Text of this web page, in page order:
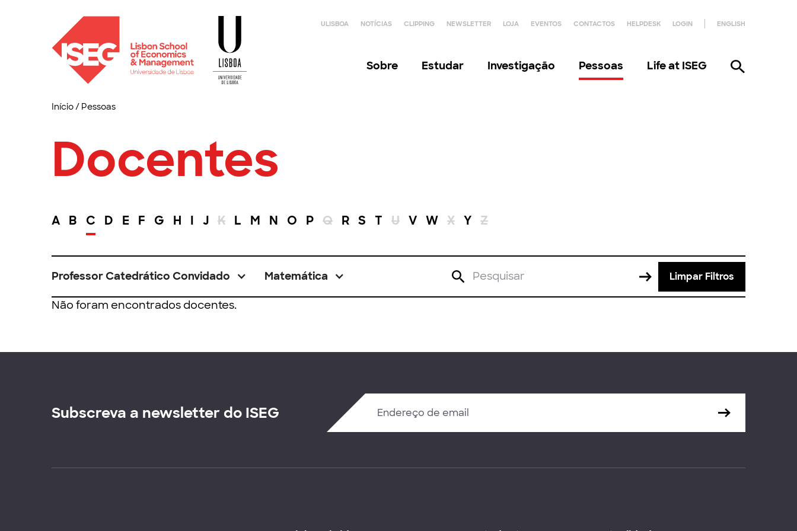
ULISBOA NOTÍCIAS CLIPPING NEWSLETTER LOJA EVENTOS CONTACTOS HELPDESK LOGIN ENGLISH
Sobre Estudar Investigação Pessoas Life at ISEG
Início/ Pessoas
Docentes
A B C D E F G H I J K L M N O P Q R S T U V W X Y Z
Professor Catedrático Convidado Matemática Limpar Filtros
Não foram encontrados docentes.
Subscreva a newsletter do ISEG